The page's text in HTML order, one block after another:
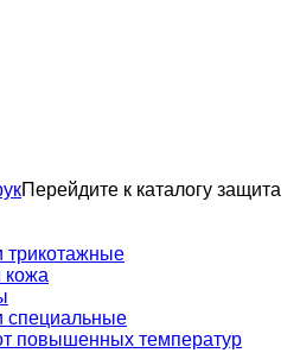
Перейдите к каталогу защита
трикотажные
кожа
специальные
повышенных температур